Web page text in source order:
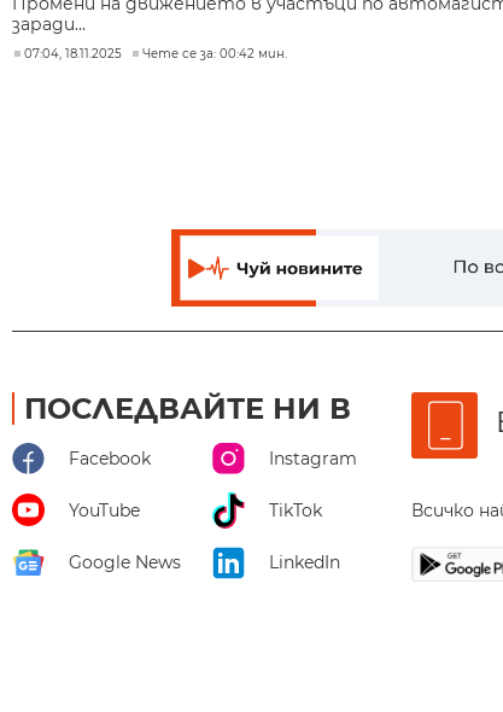
заради...
07:04, 18.11.2025 Чете се за: 00:42 мин.
ПОСЛЕДВАЙТЕ НИ В
Facebook Instagram
YouTube TikTok
Google News LinkedIn
Всичко